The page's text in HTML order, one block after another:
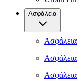
Ασφάλεια